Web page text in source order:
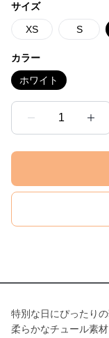
サイズ
XS S
カラー
ホワイト
1
特別な日にぴったり
柔らかなチュール素